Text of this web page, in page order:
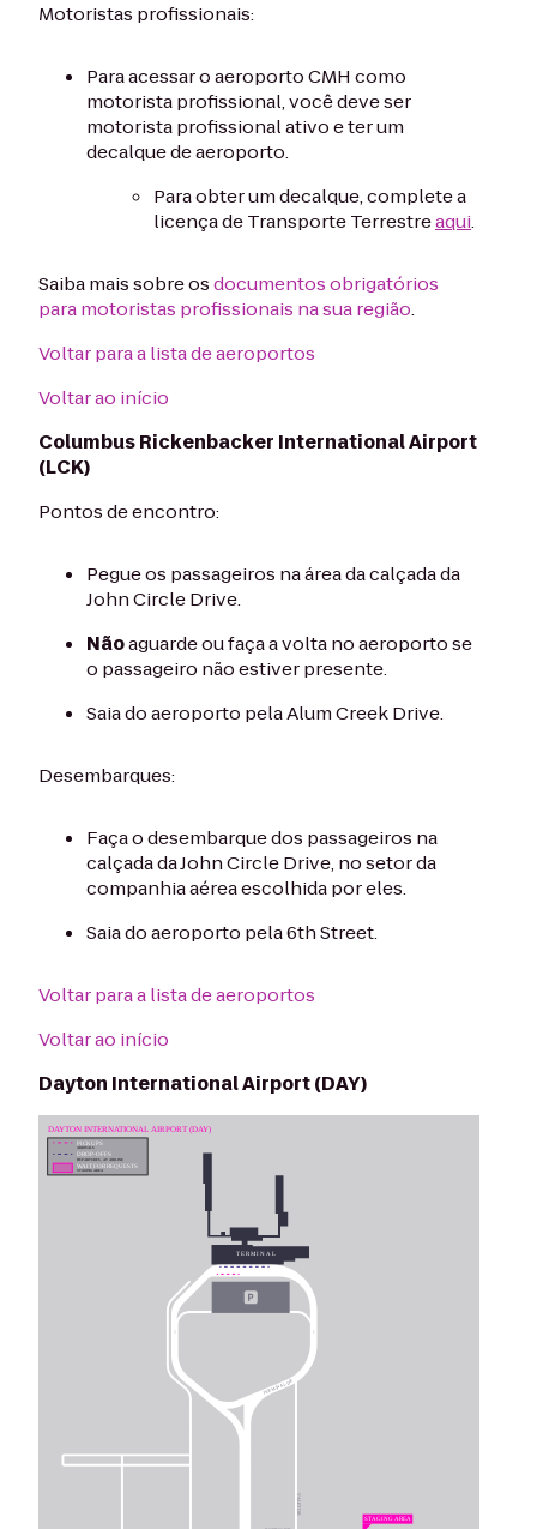
Motoristas profissionais:
Para acessar o aeroporto CMH como
motorista profissional, você deve ser
motorista profissional ativo e ter um
decalque de aeroporto.
Para obter um decalque, complete a
licença de Transporte Terrestreaqui.
Saiba mais sobre osdocumentos obrigatórios
para motoristas profissionais na sua região.
Voltar para a lista de aeroportos
Voltar ao início
Columbus Rickenbacker International Airport
(LCK)
Pontos de encontro:
Pegue os passageiros na área da calçada da
John Circle Drive.
Nãoaguarde ou faça a volta no aeroporto se
o passageiro não estiver presente.
Saia do aeroporto pela Alum Creek Drive.
Desembarques:
Faça o desembarque dos passageiros na
calçada da John Circle Drive, no setor da
companhia aérea escolhida por eles.
Saia do aeroporto pela 6th Street.
Voltar para a lista de aeroportos
Voltar ao início
Dayton International Airport (DAY)